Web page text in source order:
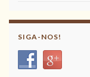
SIGA-NOS!